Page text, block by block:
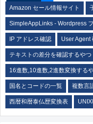
Amazon セール情報サイト
SimpleAppLinks - Wordpress
IP アドレス確認 User Agent
テキストの差分を確認するやつ
16進数,10進数,2進数変換する
国名とコードの一覧 複数言
西暦和暦泰仏歴変換表